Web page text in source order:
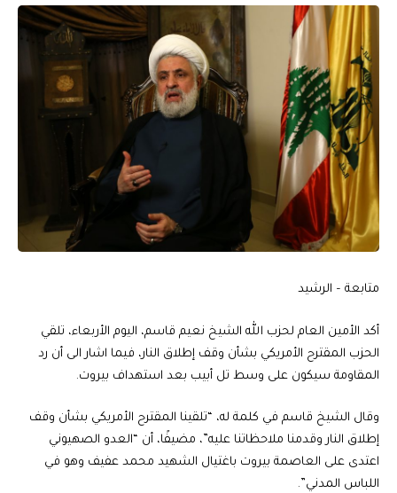
متابعة – الرشيد
أكد الأمين العام لحزب الله الشيخ نعيم قاسم، اليوم الأربعاء، تلقي
الحزب المقترح الأمريكي بشأن وقف إطلاق النار، فيما اشار الى أن رد
المقاومة سيكون على وسط تل أبيب بعد استهداف بيروت.
وقال الشيخ قاسم في كلمة له، “تلقينا المقترح الأمريكي بشأن وقف
إطلاق النار وقدمنا ملاحظاتنا عليه”، مضيفًا، أن “العدو الصهيوني
اعتدى على العاصمة بيروت باغتيال الشهيد محمد عفيف وهو في
اللباس المدني”.